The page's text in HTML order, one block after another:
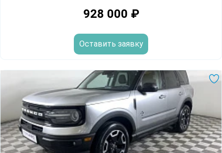
928 000 ₽
Оставить заявку